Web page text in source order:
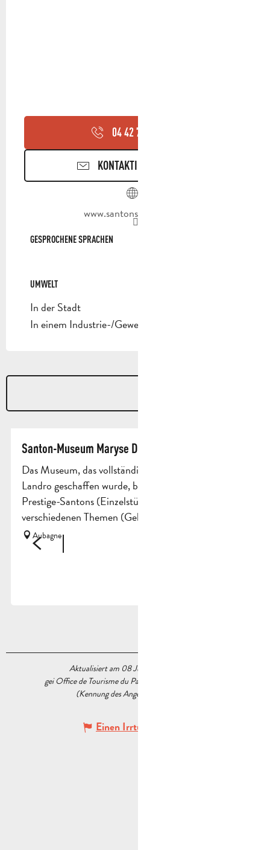
04 42 70 95
KONTAKTIEREN SIE UNS
www.santons-dilandro.fr
GESPROCHENE SPRACHEN
GESPROCHENE SPRACHEN
UMWELT
UMWELT
In der Stadt
In einem Industrie-/Gewerbegebiet
Santon-Museum Maryse Di Landro
Das Museum, das vollständig von der Werkstatt Di
Landro geschaffen wurde, besteht aus mehr als 400
Prestige-Santons (Einzelstücke), die nach
verschiedenen Themen (Geburt,...
Aubagne
Aktualisiert am 08 Juli 2026 Um 17:20
gei Office de Tourisme du Pays d’Aubagne et de l’Étoile
(Kennung des Angebots :
Einen Irrtum angeben